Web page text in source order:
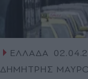
ΕΛΛΑΔΑ
ΔΗΜΗΤΡΗΣ